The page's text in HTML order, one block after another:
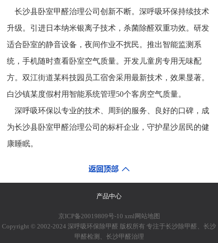
长沙县卧室甲醛治理公司创新不断。深呼吸环保持续技术
升级。引进日本纳米银离子技术，杀菌除醛双重功效。研发
适合卧室的静音设备，夜间作业不扰民。推出智能监测系
统，手机随时查看卧室空气质量。开发儿童房专用无味配
方。双江街道某科技园员工宿舍采用最新技术，效果显著。
白沙镇某度假村用智能系统管理50个客房空气质量。
深呼吸环保以专业的技术、周到的服务、良好的口碑，成
为长沙县卧室甲醛治理公司的标杆企业，守护星沙居民的健
康睡眠。
产品中心
京ICP备20019809号-10 xml网站地图
Copyright © 2002-2024 深呼吸环保除甲醛 版权所有 专注于长沙除甲醛、长沙
甲醛检测、长沙甲醛治理